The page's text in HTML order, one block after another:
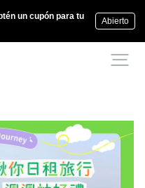
un cupón para tu
Abierto